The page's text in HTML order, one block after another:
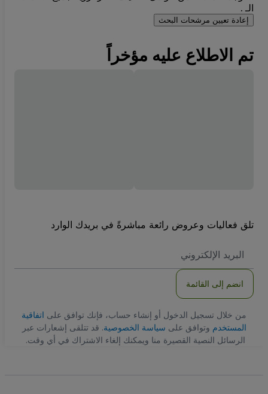
الـ .
إعادة تعيين مرشحات البحث
تم الاطلاع عليه مؤخراً
تلق فعاليات وعروض رائعة مباشرةً في بريدك الوارد
الاكتروني
انضم إلى القائمة
من خلال تسجيل الدخول أو إنشاء حساب، فإنك توافق على اتفاقية
المستخدم وتوافق على سياسة الخصوصية. قد تتلقى إشعارات عبر
الرسائل النصية القصيرة منا ويمكنك إلغاء الاشتراك في أي وقت.